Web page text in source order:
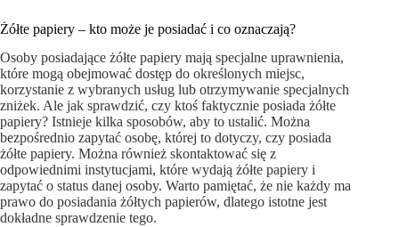
Żółte papiery – kto może je posiadać i co oznaczają?
Osoby posiadające żółte papiery mają specjalne uprawnienia,
które mogą obejmować dostęp do określonych miejsc,
korzystanie z wybranych usług lub otrzymywanie specjalnych
zniżek. Ale jak sprawdzić, czy ktoś faktycznie posiada żółte
papiery? Istnieje kilka sposobów, aby to ustalić. Można
bezpośrednio zapytać osobę, której to dotyczy, czy posiada
żółte papiery. Można również skontaktować się z
odpowiednimi instytucjami, które wydają żółte papiery i
zapytać o status danej osoby. Warto pamiętać, że nie każdy ma
prawo do posiadania żółtych papierów, dlatego istotne jest
dokładne sprawdzenie tego.